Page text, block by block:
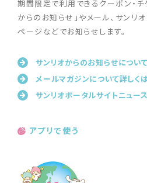
期間限定で利用できるクーポン・チ
からのお知らせ」やメール、サンリ
ページなどでお知らせします。
サンリオからのお知らせについ
メールマガジンについて詳しく
サンリオポータルサイトニュー
アプリで使う